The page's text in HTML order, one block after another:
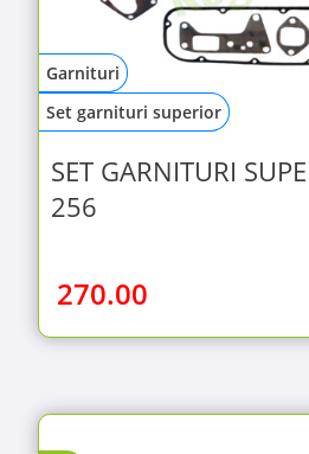
Garnituri
Set garnituri superior
SET GARNITURI
256
270.00